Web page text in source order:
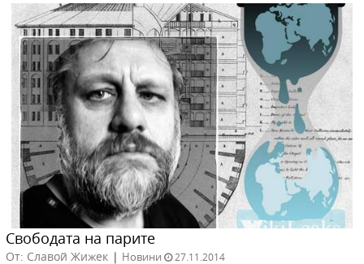
Свободата на парите
От: Славой Жижек | Новини 27.11.2014